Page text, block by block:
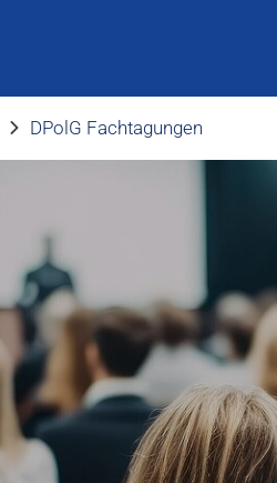
DPolG Fachtagungen